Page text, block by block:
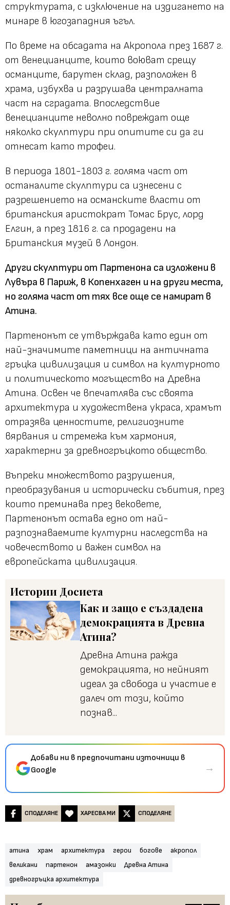
структурата, с изключение на издигането на
минаре в югозападния ъгъл.
По време на обсадата на Акропола през 1687 г.
от венецианците, които воюват срещу
османците, барутен склад, разположен в
храма, избухва и разрушава централната
част на сградата. Впоследствие
венецианците неволно повреждат още
няколко скулптури при опитите си да ги
отнесат като трофеи.
В периода 1801-1803 г. голяма част от
останалите скулптури са изнесени с
разрешението на османските власти от
британския аристократ Томас Брус, лорд
Елгин, а през 1816 г. са продадени на
Британския музей в Лондон.
Други скулптури от Партенона са изложени в
Лувъра в Париж, в Копенхаген и на други места,
но голяма част от тях все още се намират в
Атина.
Партенонът се утвърждава като един от
най-значимите паметници на античната
гръцка цивилизация и символ на културното
и политическото могъщество на Древна
Атина. Освен че впечатлява със своята
архитектура и художествена украса, храмът
отразява ценностите, религиозните
вярвания и стремежа към хармония,
характерни за древногръцкото общество.
Въпреки множеството разрушения,
преобразувания и исторически събития, през
които преминава през вековете,
Партенонът остава едно от най-
разпознаваемите културни наследства на
човечеството и важен символ на
европейската цивилизация.
Истории Досиета
Как и защо е създадена
демокрацията в Древна
Атина?
Древна Атина ражда
демокрацията, но нейният
идеал за свобода и участие е
далеч от този, който
познав...
Добави ни в предпочитани източници в
Google
→
СПОДЕЛЯНЕ ХАРЕСВА МИ СПОДЕЛЯНЕ
атина храм архитектура герои богове
акропол
великани
партенон амазонки
Древна Атина
древногръцка архитектура